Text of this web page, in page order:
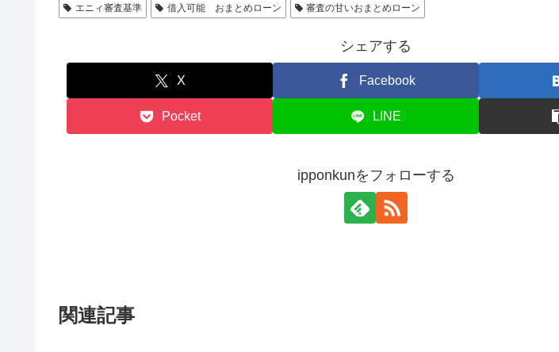
エニィ審査基準 借入可能 おまとめローン 審査の甘いおまとめローン
シェアする
X Facebook
Pocket LINE
ipponkunをフォローする
関連記事